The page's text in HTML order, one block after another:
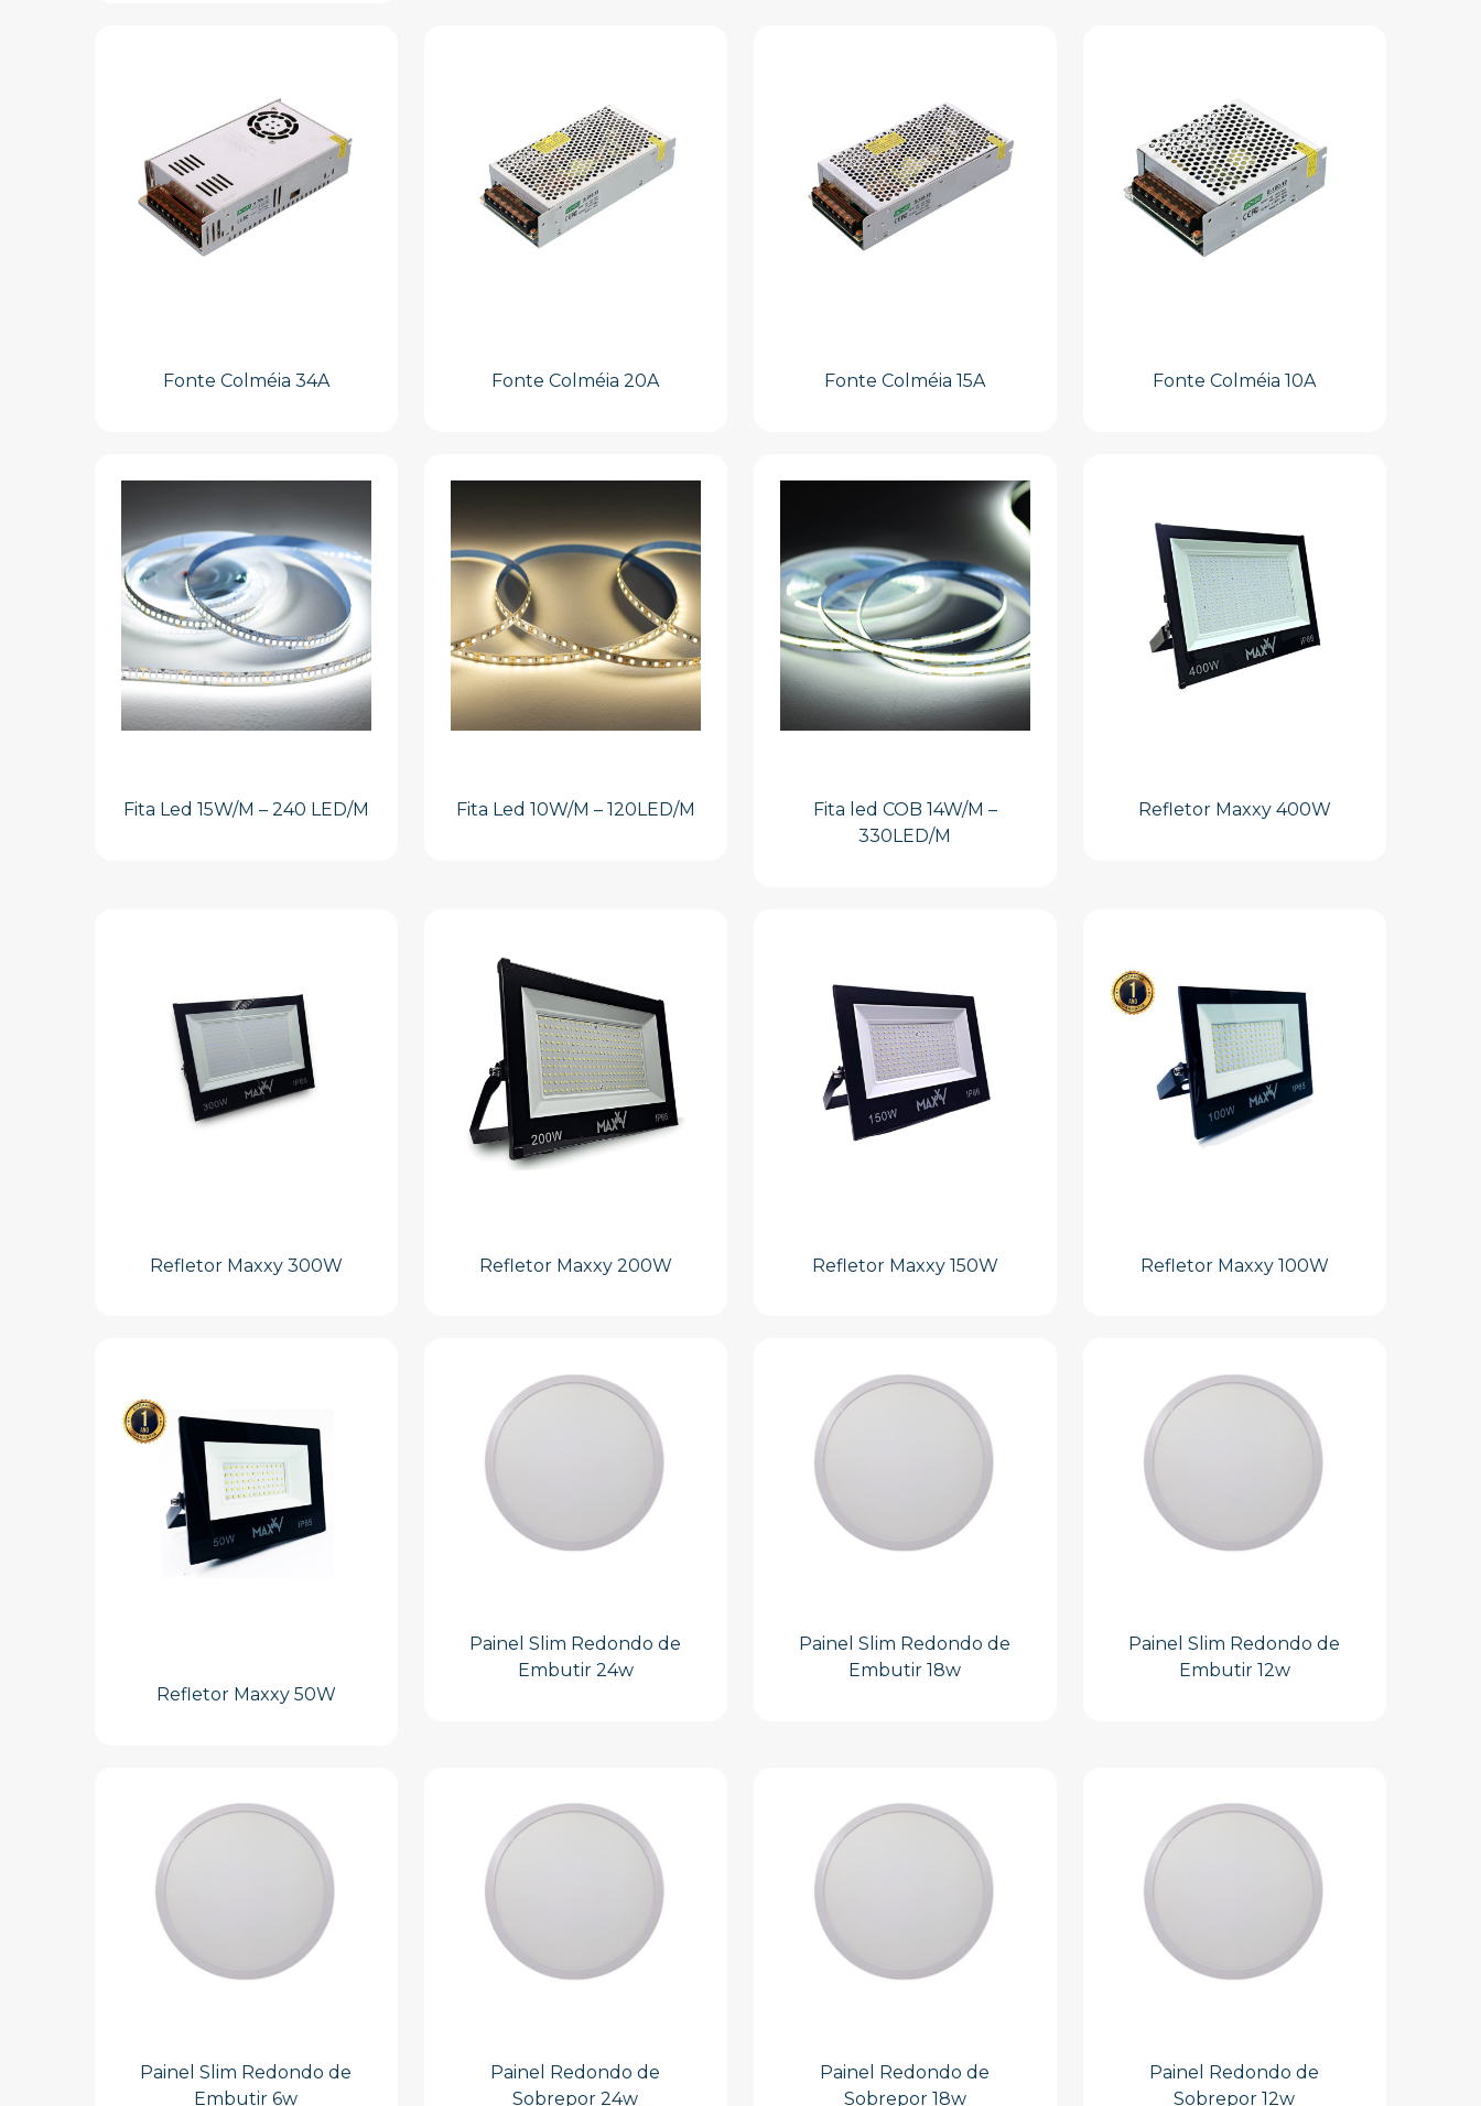
Fonte Colméia 34A Fonte Colméia 20A Fonte Colméia 15A Fonte Colméia 10A
Fita Led 15W/M – 240 LED/M Fita Led 10W/M – 120LED/M
Fita led COB 14W/M –
330LED/M
Refletor Maxxy 400W
Refletor Maxxy 300W Refletor Maxxy 200W Refletor Maxxy 150W Refletor Maxxy 100W
Refletor Maxxy 50W
Painel Slim Redondo de
Embutir 24w
Painel Slim Redondo de
Embutir 18w
Painel Slim Redondo de
Embutir 12w
Painel Slim Redondo de
Embutir 6w
Painel Redondo de
Sobrepor 24w
Painel Redondo de
Sobrepor 18w
Painel Redondo de
Sobrepor 12w